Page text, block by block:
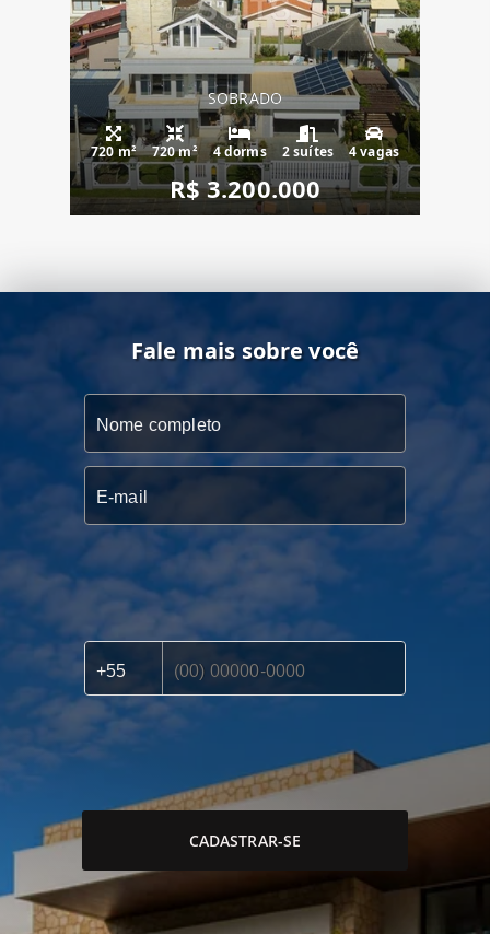
SOBRADO
720 m² 720 m² 4 dorms 2 suítes 4 vagas
R$ 3.200.000
Fale mais sobre você
CADASTRAR-SE